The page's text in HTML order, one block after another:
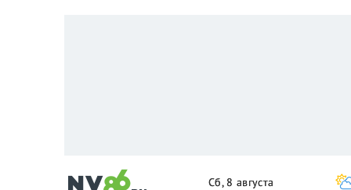
Сб, 8 августа